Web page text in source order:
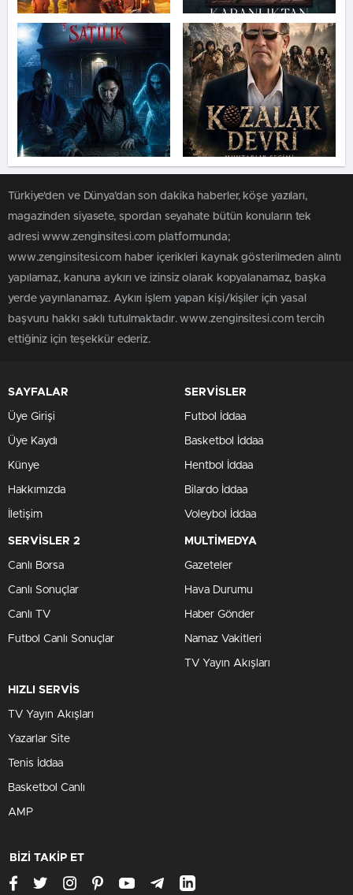
Türkiye'den ve Dünya’dan son dakika haberler, köşe yazıları,
magazinden siyasete, spordan seyahate bütün konuların tek
adresi www.zenginsitesi.com platformunda;
www.zenginsitesi.com haber içerikleri kaynak gösterilmeden alıntı
yapılamaz, kanuna aykırı ve izinsiz olarak kopyalanamaz, başka
yerde yayınlanamaz. Aykırı işlem yapan kişi/kişiler için yasal
başvuru hakkı saklı tutulmaktadır. www.zenginsitesi.com tercih
ettiğiniz için teşekkür ederiz.
SAYFALAR
Üye Girişi
Üye Kaydı
Künye
Hakkımızda
İletişim
SERVİSLER
Futbol İddaa
Basketbol İddaa
Hentbol İddaa
Bilardo İddaa
Voleybol İddaa
SERVİSLER 2
Canlı Borsa
Canlı Sonuçlar
Canlı TV
Futbol Canlı Sonuçlar
MULTİMEDYA
Gazeteler
Hava Durumu
Haber Gönder
Namaz Vakitleri
TV Yayın Akışları
HIZLI SERVİS
TV Yayın Akışları
Yazarlar Site
Tenis İddaa
Basketbol Canlı
AMP
BİZİ TAKİP ET